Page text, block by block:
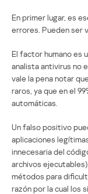
En primer lugar, es
errores. Pueden ser
El factor humano es
analista antivirus no
vale la pena notar
raros, ya que en el
automáticas.
Un falso positivo
aplicaciones
innecesaria del
archivos
métodos para
razón por la cual los